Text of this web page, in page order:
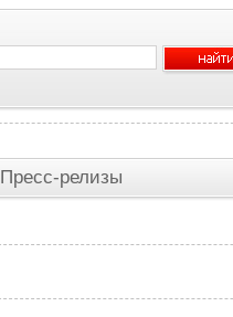
Пресс-релизы